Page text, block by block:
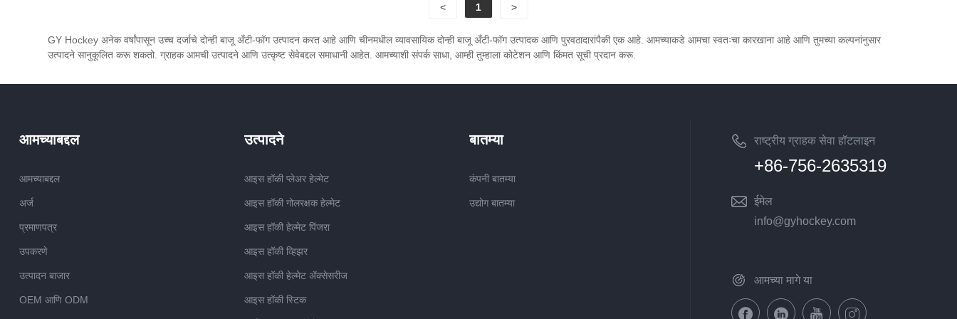
करण्यासाठी आणि विलक्षण भविष्याच्या दिशेने
आमच्यात सामील व्हा.
मिळवली आहे. जगभरातील आमच्या समाधानी
सकारात्मक अभिप्रायाचा आम्हाला खूप
नवनिर्मितीची आवड वाढते आणि आम्हाला
सामील होण्यासाठी आम्ही तुम्हाला हार्दिक
तयार करा आणि यशाच्या अतुलनीय संधी
< 1 >
GY Hockey अनेक वर्षांपासून उच्च दर्जाचे दोन्ही बाजू अँटी-फॉग उत्पादन करत आहे आणि चीनमधील व्यावसायिक दोन्ही बाजू अँटी-फॉग उत्पादक आणि पुरवठादारांपैकी एक आहे. आमच्याकडे आमचा स्वतःचा कारखाना आहे आणि तुमच्या कल्पनांनुसार
उत्पादने सानुकूलित करू शकतो. ग्राहक आमची उत्पादने आणि उत्कृष्ट सेवेबद्दल समाधानी आहेत. आमच्याशी संपर्क साधा, आम्ही तुम्हाला कोटेशन आणि किंमत सूची प्रदान करू.
राष्ट्रीय ग्राहक सेवा हॉटलाइन
+86-756-2635319
ईमेल
info@gyhockey.com
आमच्या मागे या
आमच्याबद्दल
आमच्याबद्दल
अर्ज
प्रमाणपत्र
उपकरणे
उत्पादन बाजार
OEM आणि ODM
उत्पादने
आइस हॉकी प्लेअर हेल्मेट
आइस हॉकी गोलरक्षक हेल्मेट
आइस हॉकी हेल्मेट पिंजरा
आइस हॉकी व्हिझर
आइस हॉकी हेल्मेट ॲक्सेसरीज
आइस हॉकी स्टिक
बातम्या
कंपनी बातम्या
उद्योग बातम्या